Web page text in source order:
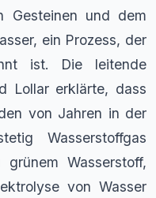
Gesteinen und dem
ein Prozess, der
ist. Die leitende
Lollar erklärte, dass
von Jahren in der
Wasserstoffgas
Wasserstoff,
von Wasser